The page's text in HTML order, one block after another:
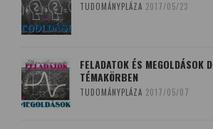
TUDOMÁNYPLÁZA 2017/05/23
FELADATOK ÉS MEGOLDÁSOK
TÉMAKÖRBEN
TUDOMÁNYPLÁZA 2017/05/07